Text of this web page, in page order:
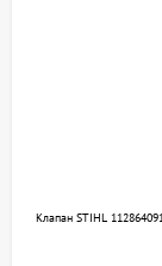
Клапан STIHL